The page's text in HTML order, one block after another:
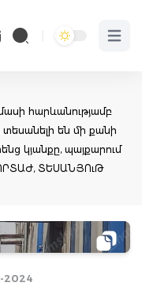
Open
հարևանությամբ
տեսանելի են մի քանի
կյանքը, պայքարում
ՏԵՍԱՆՅՈւԹ
2024